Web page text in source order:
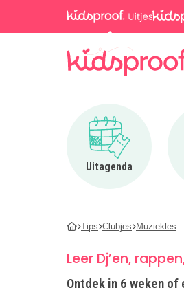
Uitagenda
Ga naar
Tips Clubjes Muziekles
Leer Dj’en,
Ontdek in 6 weken